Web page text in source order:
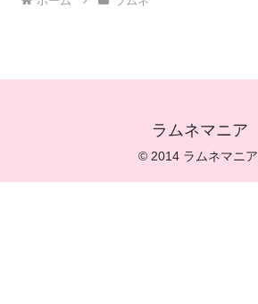
ラムネマニア
© 2014 ラムネマニア.